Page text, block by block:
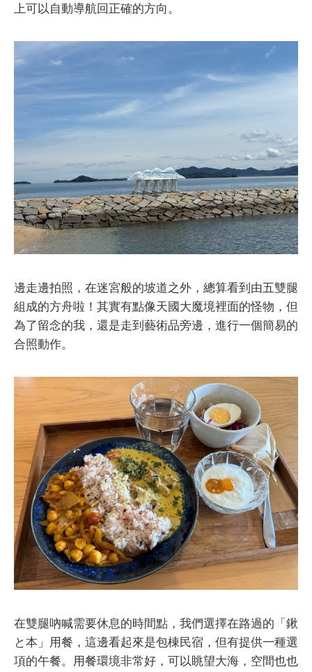
上可以自動導航回正確的方向。
邊走邊拍照，在迷宮般的坡道之外，總算看到由五雙腿
組成的方舟啦！其實有點像天國大魔境裡面的怪物，但
為了留念的我，還是走到藝術品旁邊，進行一個簡易的
合照動作。
在雙腿吶喊需要休息的時間點，我們選擇在路過的「鍬
と本」用餐，這邊看起來是包棟民宿，但有提供一種選
項的午餐。用餐環境非常好，可以眺望大海，空間也也